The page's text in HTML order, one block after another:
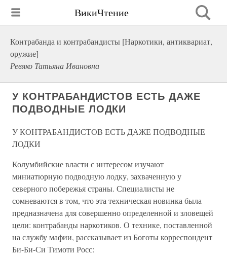
ВикиЧтение
Контрабанда и контрабандисты [Наркотики, антиквариат,
оружие]
Ревяко Татьяна Ивановна
У КОНТРАБАНДИСТОВ ЕСТЬ ДАЖЕ
ПОДВОДНЫЕ ЛОДКИ
У КОНТРАБАНДИСТОВ ЕСТЬ ДАЖЕ ПОДВОДНЫЕ
ЛОДКИ
Колумбийские власти с интересом изучают
миниатюрную подводную лодку, захваченную у
северного побережья страны. Специалисты не
сомневаются в том, что эта техническая новинка была
предназначена для совершенно определенной и зловещей
цели: контрабанды наркотиков. О технике, поставленной
на службу мафии, рассказывает из Боготы корреспондент
Би-Би-Си Тимоти Росс: